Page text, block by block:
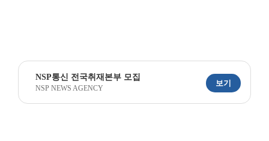
NSP통신 전국취재본부 모집
NSP NEWS AGENCY
보기